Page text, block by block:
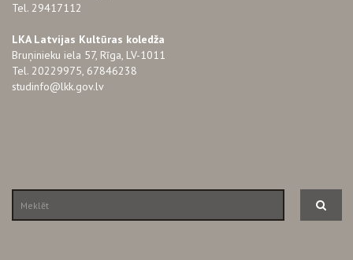
Tel. 29417112
LKA Latvijas Kultūras koledža
Bruņinieku iela 57, Rīga, LV-1011
Tel. 20229975, 67846238
studinfo@lkk.gov.lv